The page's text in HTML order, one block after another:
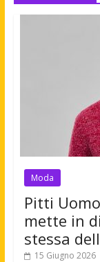
Moda
Pitti
mette in
stessa
15 Giugno 2026